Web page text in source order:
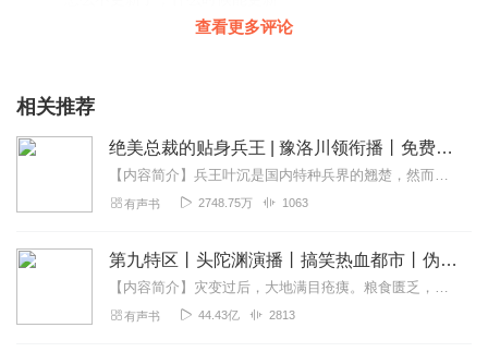
要是不换主播就完美了
2022-09-22
1386615svur
2021-06-06
涟漪轻漾a
查看更多评论
相关推荐
绝美总裁的贴身兵王 | 豫洛川领衔播丨免费多人有声剧
【内容简介】兵王叶沉是国内特种兵界的翘楚，然而队友的意外死亡让他愤然离开军队回到民间，一边是阴谋重重，一边是美女不断，友情与爱情双重考验。斗得了恶霸，干的掉强敌...
有声书 2748.75万 1063
第九特区丨头陀渊演播丨搞笑热血都市丨伪戒丨VIP免费多人有声剧
【内容简介】灾变过后，大地满目疮痍。粮食匮乏，资源紧俏，局势混乱……一位从待规划区杀出来的青年，背对着漫天黄沙，孤身来到九区谋生，却不曾想偶然结识三五好友，一念...
有声书 44.43亿 2813